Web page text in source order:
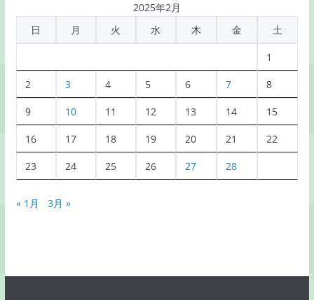
事
2025年2月
日
月 火 水 木 金 土
1
2 3 4 5 6 7 8
9 10 11 12 13 14 15
16 17 18 19 20 21 22
23 24 25 26 27 28
« 1月 3月 »